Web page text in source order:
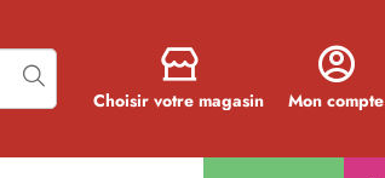
Choisir votre magasin Mon compte